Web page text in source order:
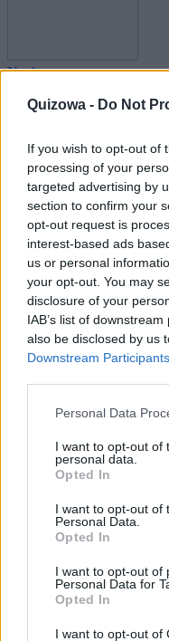
Quizowa - Do Not
If you wish to opt-out of
processing of your
targeted advertising by
section to confirm your
opt-out request is
interest-based ads
us or personal
your opt-out. You may
disclosure of your
IAB’s list of
also be disclosed by us
Downstream Participants
Personal Data
I want to opt-out of
personal data.
Opted In
I want to opt-out of
Personal Data.
Opted In
I want to opt-out of
Personal Data for
Opted In
I want to opt-out of
Nauka
Jeśli
Wiedza ogólna
Czy na pewno
pytaniami...
Wiedza ogólna
Quiz wiedzy
łez - ...